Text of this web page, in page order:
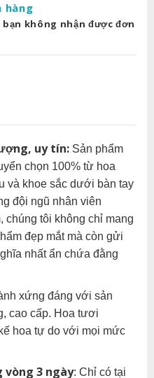
hàng
không nhận được đơn
uy tín:Sản phẩm
chọn 100% từ hoa
và khoe sắc dưới bàn tay
đội ngũ nhân viên
chúng tôi không chỉ mang
đẹp mắt mà còn gửi
nhất ẩn chứa đằng
xứng đáng với sản
cao cấp. Hoa tươi
hoa tự do với mọi mức
vòng 3 ngày: Chỉ có tại